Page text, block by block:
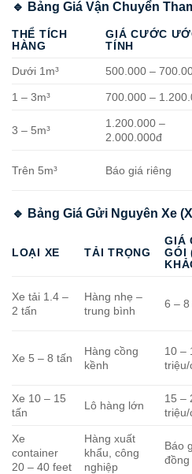
🔹 Bảng Giá Vận Chuyển
THỂ TÍCH
HÀNG
GIÁ CƯỚC
TÍNH
Dưới 1m³
500.000 –
1 – 3m³ 700.000 –
3 – 5m³
1.200.000 –
2.000.000đ
Trên 5m³ Báo giá riêng
🔹 Bảng Giá Gửi Nguyên Xe
LOẠI XE TẢI TRỌNG
GIÁ
GÓI
Xe tải 1.4 –
2 tấn
Hàng nhẹ –
trung bình
6 – 8
Xe 5 – 8 tấn
Hàng cồng
kềnh
10 –
triệu/
Xe 10 – 15
tấn
Lô hàng lớn
15 –
triệu/
Xe
container
20 – 40 feet
Hàng xuất
khẩu, công
nghiệp
Báo
đồng